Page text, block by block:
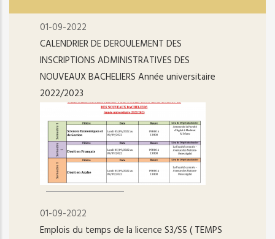
01-09-2022
CALENDRIER DE DEROULEMENT DES
INSCRIPTIONS ADMINISTRATIVES DES
NOUVEAUX BACHELIERS Année universitaire
2022/2023
01-09-2022
Emplois du temps de la licence S3/S5 ( TEMPS